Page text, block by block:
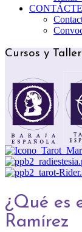
Cursos y
¿Qué es
Ramírez